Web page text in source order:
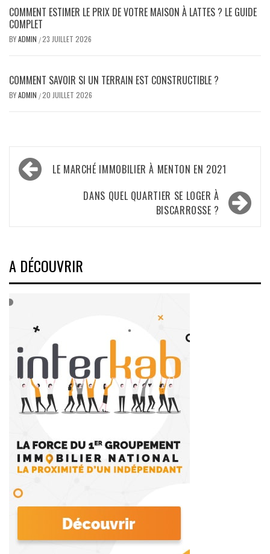
COMMENT ESTIMER LE PRIX DE VOTRE MAISON À LATTES ? LE GUIDE
COMPLET
BYADMIN /23 JUILLET 2026
COMMENT SAVOIR SI UN TERRAIN EST CONSTRUCTIBLE ?
BYADMIN /20 JUILLET 2026
Navigation
de
LE MARCHÉ IMMOBILIER À MENTON EN 2021
DANS QUEL QUARTIER SE LOGER À
BISCARROSSE ?
A DÉCOUVRIR